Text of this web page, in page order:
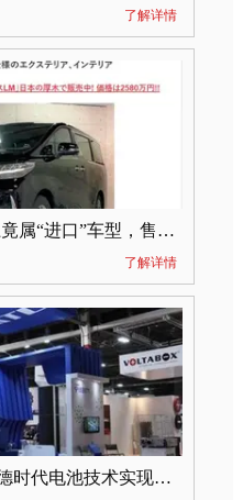
了解详情
雷克萨斯LM在日本本土竟属“进口”车型，售价2580万日元
了解详情
能量密度304Wh/kg！宁德时代电池技术实现突破